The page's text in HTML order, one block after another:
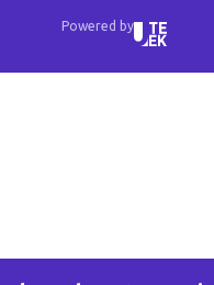
Powered by